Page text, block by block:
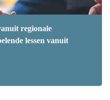
regionale
lessen vanuit